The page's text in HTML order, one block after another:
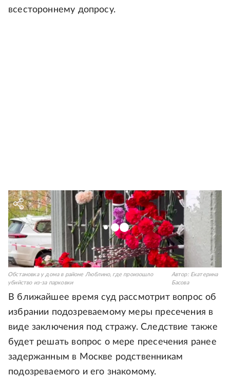
всестороннему допросу.
Обстановка у дома в районе Люблино, где произошло
убийство из-за парковки
Автор: Екатерина
Басова
В ближайшее время суд рассмотрит вопрос об
избрании подозреваемому меры пресечения в
виде заключения под стражу. Следствие также
будет решать вопрос о мере пресечения ранее
задержанным в Москве родственникам
подозреваемого и его знакомому.